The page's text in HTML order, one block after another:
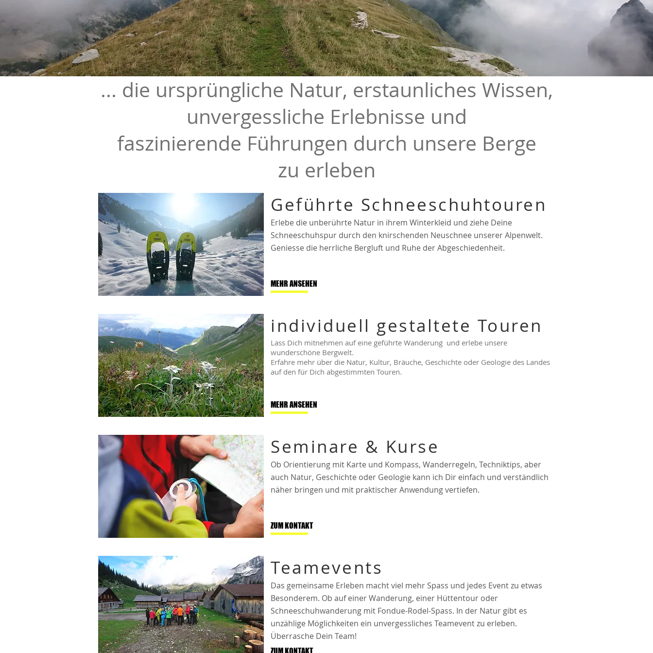
... die ursprüngliche Natur, erstaunliches Wissen,
unvergessliche Erlebnisse und
faszinierende Führungen durch unsere Berge
zu erleben
weitere Angebote...
Geführte Schneeschuhtouren
Erlebe die unberührte Natur in ihrem Winterkleid und ziehe Deine
Schneeschuhspur durch den knirschenden Neuschnee unserer Alpenwelt.
Geniesse die herrliche Bergluft und Ruhe der Abgeschiedenheit.
MEHR ANSEHEN
individuell gestaltete Touren
Lass Dich mitnehmen auf eine geführte Wanderung und erlebe unsere
wunderschöne Bergwelt.
Erfahre mehr über die Natur, Kultur, Bräuche, Geschichte oder Geologie des Landes
auf den für Dich abgestimmten Touren.
MEHR ANSEHEN
Seminare & Kurse
Ob Orientierung mit Karte und Kompass, Wanderregeln, Techniktips, aber
auch Natur, Geschichte oder Geologie kann ich Dir einfach und verständlich
näher bringen und mit praktischer Anwendung vertiefen.
ZUM KONTAKT
Teamevents
Das gemeinsame Erleben macht viel mehr Spass und jedes Event zu etwas
Besonderem. Ob auf einer Wanderung, einer Hüttentour oder
Schneeschuhwanderung mit Fondue-Rodel-Spass. In der Natur gibt es
unzählige Möglichkeiten ein unvergessliches Teamevent zu erleben.
Überrasche Dein Team!
ZUM KONTAKT